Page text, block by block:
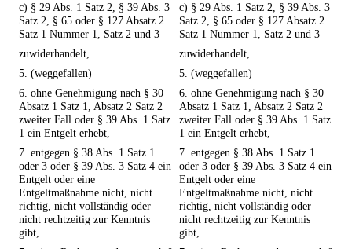
c) § 29 Abs. 1 Satz 2, § 39 Abs. 3
Satz 2, § 65 oder § 127 Absatz 2
Satz 1 Nummer 1, Satz 2 und 3
c) § 29 Abs. 1 Satz 2, § 39 Abs. 3
Satz 2, § 65 oder § 127 Absatz 2
Satz 1 Nummer 1, Satz 2 und 3
zuwiderhandelt,
zuwiderhandelt,
5. (weggefallen)
5. (weggefallen)
6. ohne Genehmigung nach § 30
Absatz 1 Satz 1, Absatz 2 Satz 2
zweiter Fall oder § 39 Abs. 1 Satz
1 ein Entgelt erhebt,
6. ohne Genehmigung nach § 30
Absatz 1 Satz 1, Absatz 2 Satz 2
zweiter Fall oder § 39 Abs. 1 Satz
1 ein Entgelt erhebt,
7. entgegen § 38 Abs. 1 Satz 1
oder 3 oder § 39 Abs. 3 Satz 4 ein
Entgelt oder eine
Entgeltmaßnahme nicht, nicht
richtig, nicht vollständig oder
nicht rechtzeitig zur Kenntnis
gibt,
7. entgegen § 38 Abs. 1 Satz 1
oder 3 oder § 39 Abs. 3 Satz 4 ein
Entgelt oder eine
Entgeltmaßnahme nicht, nicht
richtig, nicht vollständig oder
nicht rechtzeitig zur Kenntnis
gibt,